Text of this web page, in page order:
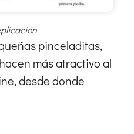
pinceladitas,
más atractivo al
desde donde